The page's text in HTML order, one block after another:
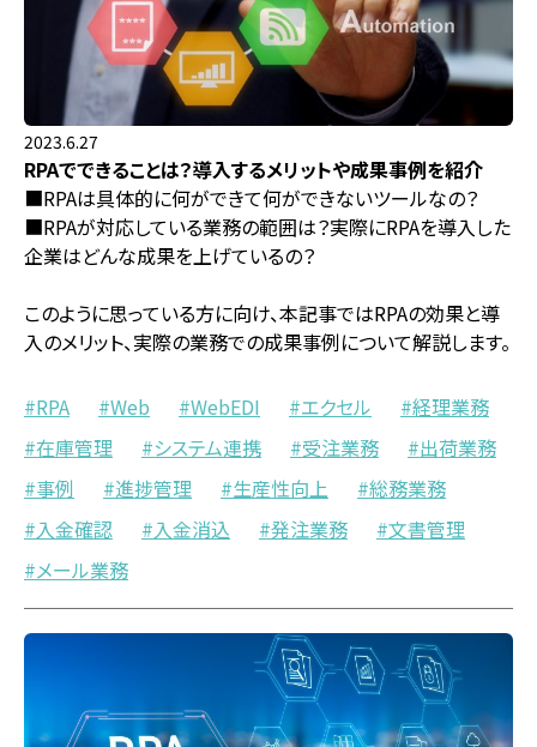
2023.6.27
RPAでできることは？導入するメリットや成果事例を紹介
■RPAは具体的に何ができて何ができないツールなの？
■RPAが対応している業務の範囲は？実際にRPAを導入した
企業はどんな成果を上げているの？
このように思っている方に向け、本記事ではRPAの効果と導
入のメリット、実際の業務での成果事例について解説します。
RPA Web WebEDI エクセル
経理業務
在庫管理
システム連携 受注業務
出荷業務
事例
進捗管理 生産性向上
総務業務
入金確認
入金消込 発注業務
文書管理
メール業務